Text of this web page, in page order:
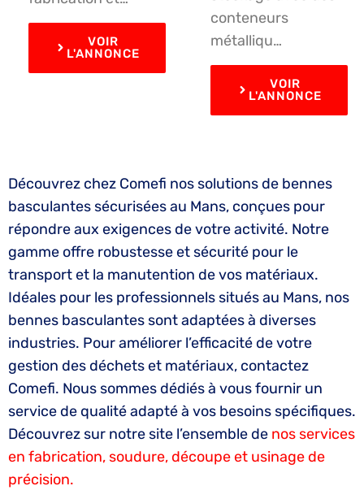
VOIR
L'ANNONCE
conteneurs
métalliqu…
VOIR
L'ANNONCE
Découvrez chez Comefi nos solutions de bennes
basculantes sécurisées au Mans, conçues pour
répondre aux exigences de votre activité. Notre
gamme offre robustesse et sécurité pour le
transport et la manutention de vos matériaux.
Idéales pour les professionnels situés au Mans, nos
bennes basculantes sont adaptées à diverses
industries. Pour améliorer l’efficacité de votre
gestion des déchets et matériaux, contactez
Comefi. Nous sommes dédiés à vous fournir un
service de qualité adapté à vos besoins spécifiques.
Découvrez sur notre site l’ensemble de nos services
en fabrication, soudure, découpe et usinage de
précision.